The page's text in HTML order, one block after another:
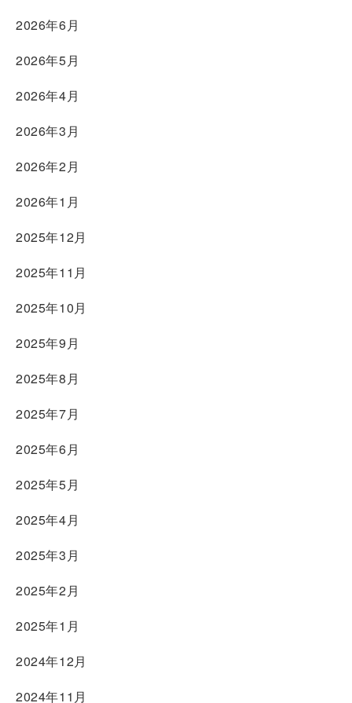
2026年6月
2026年5月
2026年4月
2026年3月
2026年2月
2026年1月
2025年12月
2025年11月
2025年10月
2025年9月
2025年8月
2025年7月
2025年6月
2025年5月
2025年4月
2025年3月
2025年2月
2025年1月
2024年12月
2024年11月